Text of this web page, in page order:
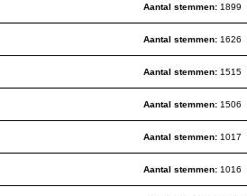
Aantal stemmen: 1899
Aantal stemmen: 1626
Aantal stemmen: 1515
Aantal stemmen: 1506
Aantal stemmen: 1017
Aantal stemmen: 1016